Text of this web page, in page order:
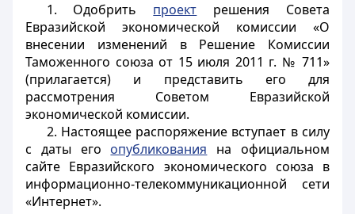
1. Одобрить проект решения Совета
Евразийской экономической комиссии «О
внесении изменений в Решение Комиссии
Таможенного союза от 15 июля 2011 г. № 711»
(прилагается) и представить его для
рассмотрения Советом Евразийской
экономической комиссии.
2. Настоящее распоряжение вступает в силу
с даты его опубликования на официальном
сайте Евразийского экономического союза в
информационно-телекоммуникационной сети
«Интернет».